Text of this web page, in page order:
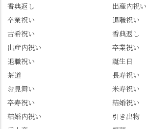
どにご利用いただける
の情報を詳しく知りた
い人は、下記アカウン
トもあわせてチェック
@sense_nagaokakyo 長岡
京市観光協会
@nagaokakyo_tourism ふ
いただき
ドライ
ルート
情、お客
ない語
ながら学
のガイド
り活かし
西山、ほ
こです。
香典返し
出産内祝い
卒業祝い
退職祝い
古希祝い
香典返し
出産内祝い
卒業祝い
退職祝い
誕生日
茶道
長寿祝い
お見舞い
米寿祝い
卒寿祝い
結婚祝い
結婚内祝い
引き出物